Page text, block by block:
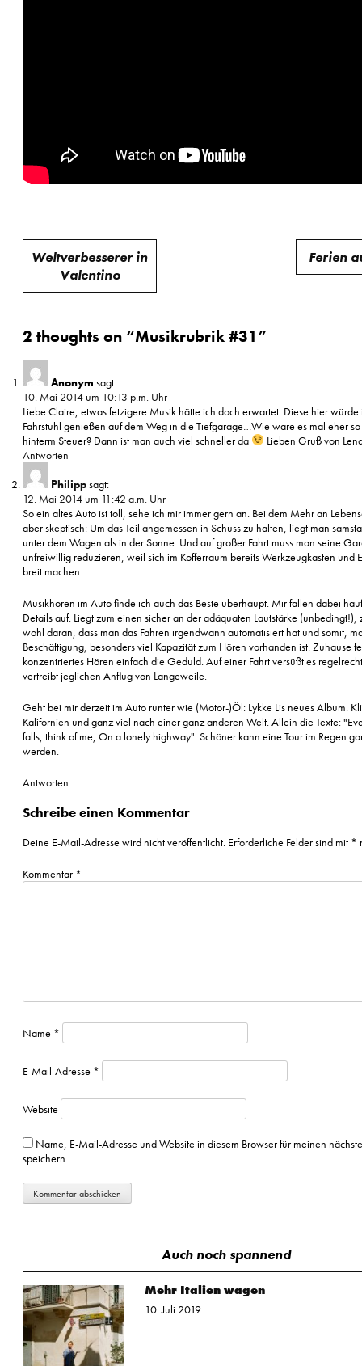
Beitragsnavigation
Weltverbesserer in
Valentino
Ferien
2 thoughts on “Musikrubrik #31”
Anonym sagt:
10. Mai 2014 um 10:13 p.m. Uhr
Liebe Claire, etwas fetzigere Musik hätte ich doch erwartet. Diese hier
Fahrstuhl genießen auf dem Weg in die Tiefgarage…Wie wäre es mal eher
hinterm Steuer? Dann ist man auch viel schneller da
Lieben Gruß von
Antworten
Philippsagt:
12. Mai 2014 um 11:42 a.m. Uhr
So ein altes Auto ist toll, sehe ich mir immer gern an. Bei dem Mehr an
aber skeptisch: Um das Teil angemessen in Schuss zu halten, liegt man
unter dem Wagen als in der Sonne. Und auf großer Fahrt muss man seine
unfreiwillig reduzieren, weil sich im Kofferraum bereits Werkzeugkasten und
breit machen.
Musikhören im Auto finde ich auch das Beste überhaupt. Mir fallen dabei
Details auf. Liegt zum einen sicher an der adäquaten Lautstärke (unbedingt!),
wohl daran, dass man das Fahren irgendwann automatisiert hat und somit,
Beschäftigung, besonders viel Kapazität zum Hören vorhanden ist. Zuhause
konzentriertes Hören einfach die Geduld. Auf einer Fahrt versüßt es
vertreibt jeglichen Anflug von Langeweile.
Geht bei mir derzeit im Auto runter wie (Motor-)Öl: Lykke Lis neues Album.
Kalifornien und ganz viel nach einer ganz anderen Welt. Allein die Texte:
falls, think of me; On a lonely highway". Schöner kann eine Tour im Regen
werden.
Antworten
Schreibe einen Kommentar
Deine E-Mail-Adresse wird nicht veröffentlicht. Erforderliche Felder sind mit *
Kommentar *
Name *
E-Mail-Adresse *
Website
Name, E-Mail-Adresse und Website in diesem Browser für meinen
speichern.
Auch noch spannend
Mehr Italien wagen
10. Juli 2019